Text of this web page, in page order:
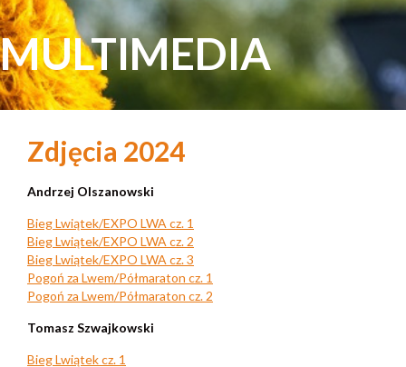
MULTIMEDIA
Zdjęcia 2024
Andrzej Olszanowski
Bieg Lwiątek/EXPO LWA cz. 1
Bieg Lwiątek/EXPO LWA cz. 2
Bieg Lwiątek/EXPO LWA cz. 3
Pogoń za Lwem/Półmaraton cz. 1
Pogoń za Lwem/Półmaraton cz. 2
Tomasz Szwajkowski
Bieg Lwiątek cz. 1